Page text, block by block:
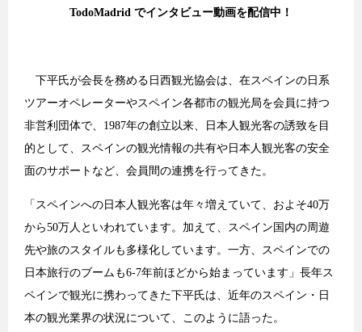
TodoMadrid でインタビュー動画を配信中！
下平氏が会長を務める日西観光協会は、在スペインの日系
ツアーオペレーターやスペイン各都市の観光局を会員に持つ
非営利団体で、1987年の創立以来、日本人観光客の誘致を目
的として、スペインの観光情報の共有や日本人観光客の安全
面のサポートなど、会員間の連携を行ってきた。
「スペインへの日本人観光客は年々増えていて、およそ40万
から50万人といわれています。加えて、スペイン国内の周遊
先や旅のスタイルも多様化しています。一方、スペインでの
日本旅行のブームも6-7年前ほどから始まっています」長年ス
ペインで観光に携わってきた下平氏は、近年のスペイン・日
本の観光業界の状況について、このように語った。